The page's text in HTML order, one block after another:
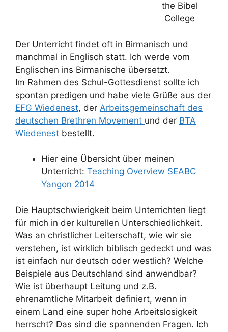
the Bibel
College
Der Unterricht findet oft in Birmanisch und
manchmal in Englisch statt. Ich werde vom
Englischen ins Birmanische übersetzt.
Im Rahmen des Schul-Gottesdienst sollte ich
spontan predigen und habe viele Grüße aus der
EFG Wiedenest, der Arbeitsgemeinschaft des
deutschen Brethren Movement und der BTA
Wiedenest bestellt.
Hier eine Übersicht über meinen
Unterricht: Teaching Overview SEABC
Yangon 2014
Die Hauptschwierigkeit beim Unterrichten liegt
für mich in der kulturellen Unterschiedlichkeit.
Was an christlicher Leiterschaft, wie wir sie
verstehen, ist wirklich biblisch gedeckt und was
ist einfach nur deutsch oder westlich? Welche
Beispiele aus Deutschland sind anwendbar?
Wie ist überhaupt Leitung und z.B.
ehrenamtliche Mitarbeit definiert, wenn in
einem Land eine super hohe Arbeitslosigkeit
herrscht? Das sind die spannenden Fragen. Ich